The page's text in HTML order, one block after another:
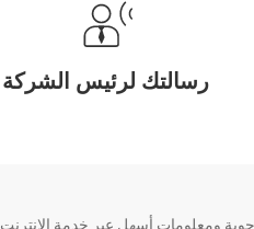
رسالتك لرئيس الشركة